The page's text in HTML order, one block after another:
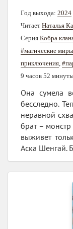
Год выхода: 2024
Читает Наталья
Серия Кобра
#магические миры
приключения,
9 часов 52
Она сумела
бесследно.
неравной
брат –
выживет
Аска Шенгай.